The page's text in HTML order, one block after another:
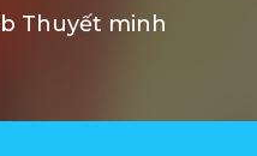
Thuyết minh